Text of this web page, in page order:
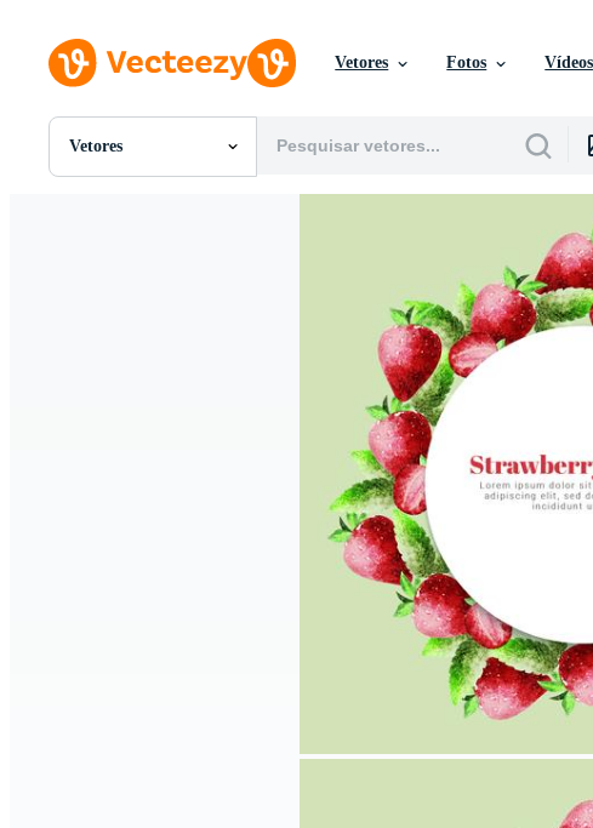
Vetores Fotos Vídeos
Vetores
Todas Imagens